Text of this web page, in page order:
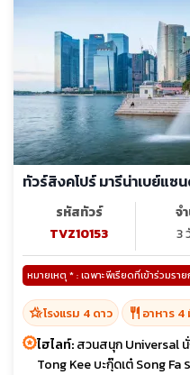
ทัวร์สิงคโปร์ มารีน่าเบย์แซน
รหัสทัวร์
TVZ10153
จ
3
หมายเหตุ * : เฉพาะพีเรียดที่เข้าร่วมราย
hotel_classโรงแรม 4 ดาว restaurant อาหาร 4
ไฮไลท์:สวนสนุก Universal
Tong Kee บะกุ๊ดเต๋ Song Fa